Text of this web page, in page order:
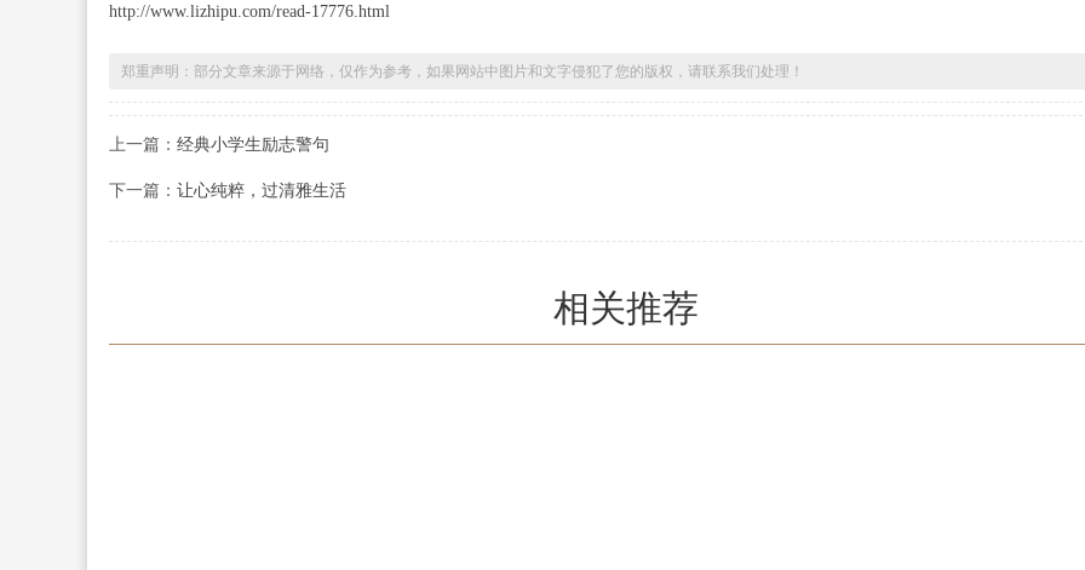
http://www.lizhipu.com/read-17776.html
郑重声明：部分文章来源于网络，仅作为参考，如果网站中图片和文字侵犯了您的版权，请联系我们处理！
上一篇： 经典小学生励志警句
下一篇： 让心纯粹，过清雅生活
相关推荐